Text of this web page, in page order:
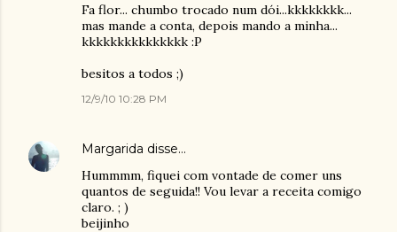
Fa flor... chumbo trocado num dói...kkkkkkkk...
mas mande a conta, depois mando a minha...
kkkkkkkkkkkkkkk :P
besitos a todos ;)
12/9/10 10:28 PM
Margarida disse…
Hummmm, fiquei com vontade de comer uns
quantos de seguida!! Vou levar a receita comigo
claro. ; )
beijinho